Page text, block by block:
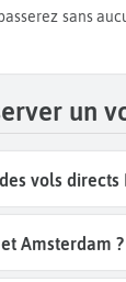
sans
un
vols directs
Amsterdam ?